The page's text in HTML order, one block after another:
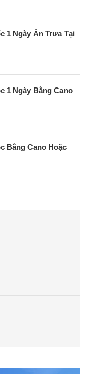
1 Ngày Ăn Trưa Tại
1 Ngày Bằng Cano
Bằng Cano Hoặc